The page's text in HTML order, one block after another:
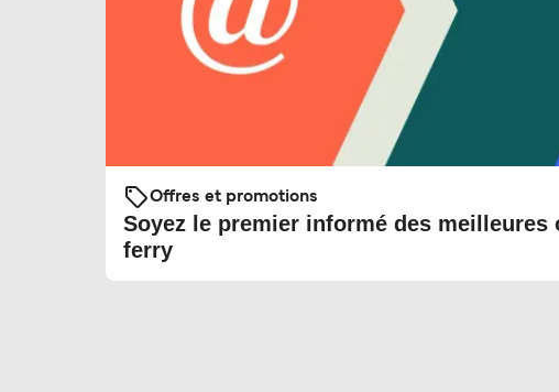
Offres et promotions
Soyez le premier informé des meilleures
ferry